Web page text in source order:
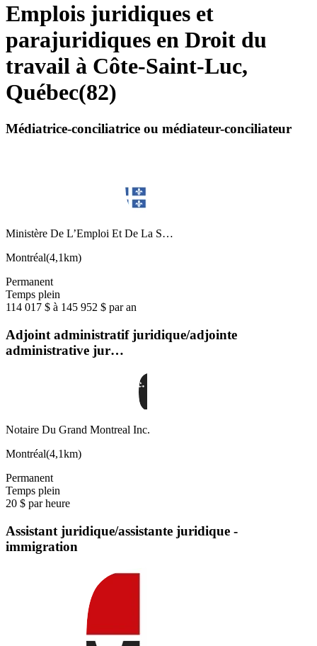
Emplois juridiques et
parajuridiques en Droit du
travail à Côte-Saint-Luc,
Québec(82)
Médiatrice-conciliatrice ou médiateur-conciliateur
Ministère De L’Emploi Et De La S…
Montréal(4,1km)
Permanent
Temps plein
114 017 $ à 145 952 $ par an
Adjoint administratif juridique/adjointe
administrative jur…
Notaire Du Grand Montreal Inc.
Montréal(4,1km)
Permanent
Temps plein
20 $ par heure
Assistant juridique/assistante juridique -
immigration